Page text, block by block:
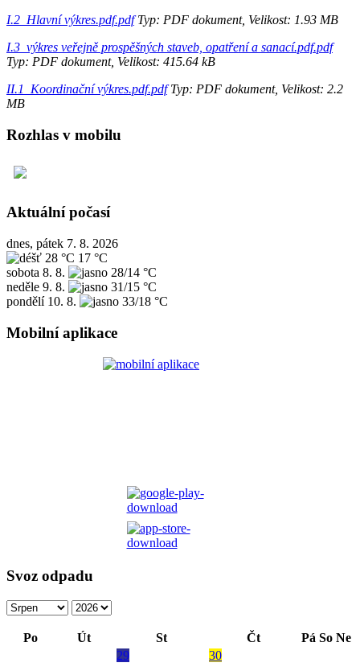
I.2_Hlavní výkres.pdf.pdfTyp: PDF dokument, Velikost: 1.93 MB
I.3_výkres veřejně prospěšných staveb, opatření a sanací.pdf.pdf
Typ: PDF dokument, Velikost: 415.64 kB
II.1_Koordinační výkres.pdf.pdfTyp: PDF dokument, Velikost: 2.2
MB
Rozhlas v mobilu
Aktuální počasí
dnes, pátek 7. 8. 2026
28 °C 17 °C
sobota 8. 8.
28/14 °C
neděle 9. 8.
31/15 °C
pondělí 10. 8. 33/18 °C
Mobilní aplikace
Svoz odpadu
Po Út St Čt Pá So Ne
29
30